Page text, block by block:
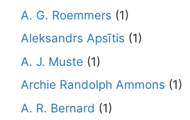
A. G. Roemmers (1)
Aleksandrs Apsītis (1)
A. J. Muste (1)
Archie Randolph Ammons (1)
A. R. Bernard (1)